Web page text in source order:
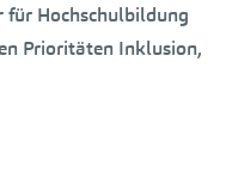
Hochschulbildung
Prioritäten Inklusion,